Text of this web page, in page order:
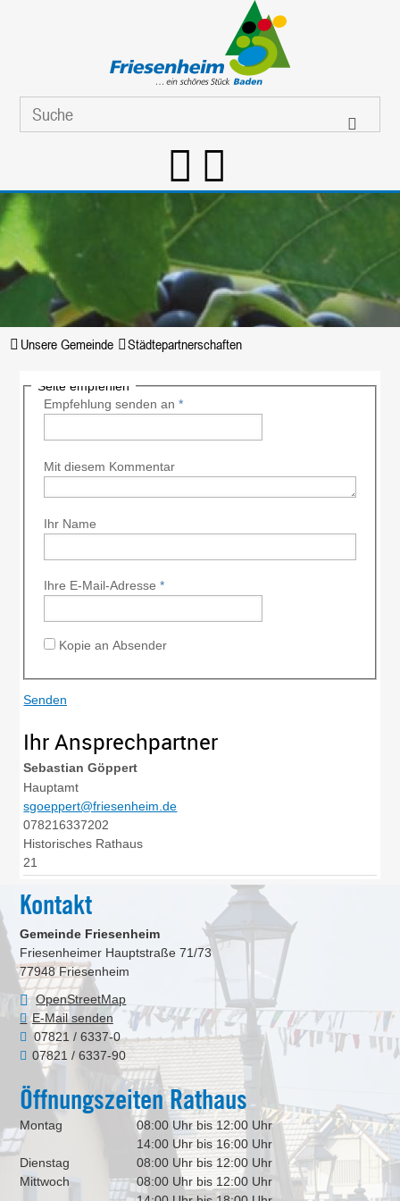
Unsere Gemeinde Städtepartnerschaften
Seite empfehlen
Empfehlung senden an *
Mit diesem Kommentar
Ihr Name
Ihre E-Mail-Adresse *
Kopie an Absender
Ihr Ansprechpartner
Sebastian Göppert
Hauptamt
sgoeppert@friesenheim.de
078216337202
Historisches Rathaus
21
Kontakt
Gemeinde Friesenheim
Friesenheimer Hauptstraße 71/73
77948 Friesenheim
OpenStreetMap
E-Mail senden
07821 / 6337-0
07821 / 6337-90
Öffnungszeiten Rathaus
Montag
08:00 Uhr bis 12:00 Uhr
14:00 Uhr bis 16:00 Uhr
Dienstag
08:00 Uhr bis 12:00 Uhr
Mittwoch
08:00 Uhr bis 12:00 Uhr